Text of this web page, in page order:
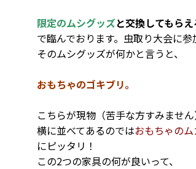
限定のムシグッズと交換してもらえ
で臨んでおります。虫取り大会に
そのムシグッズが何かと言うと、
おもちゃのゴキブリ。
こちらが現物（苦手な方すみませ
横に並べてあるのではおもちゃの
にピッタリ！
この2つの家具の何が良いって、